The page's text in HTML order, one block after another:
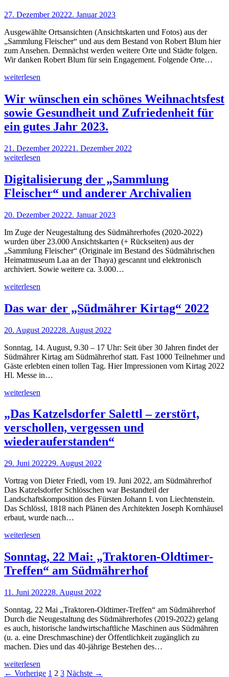
27. Dezember 20222. Januar 2023
Ausgewählte Ortsansichten (Ansichtskarten und Fotos) aus der
„Sammlung Fleischer“ und aus dem Bestand von Robert Blum hier
zum Ansehen. Demnächst werden weitere Orte und Städte folgen.
Wir danken Robert Blum für sein Engagement. Folgende Orte…
weiterlesen
Wir wünschen ein schönes Weihnachtsfest
sowie Gesundheit und Zufriedenheit für
ein gutes Jahr 2023.
21. Dezember 202221. Dezember 2022
weiterlesen
Digitalisierung der „Sammlung
Fleischer“ und anderer Archivalien
20. Dezember 20222. Januar 2023
Im Zuge der Neugestaltung des Südmährerhofes (2020-2022)
wurden über 23.000 Ansichtskarten (+ Rückseiten) aus der
„Sammlung Fleischer“ (Originale im Bestand des Südmährischen
Heimatmuseum Laa an der Thaya) gescannt und elektronisch
archiviert. Sowie weitere ca. 3.000…
weiterlesen
Das war der „Südmährer Kirtag“ 2022
20. August 202228. August 2022
Sonntag, 14. August, 9.30 – 17 Uhr: Seit über 30 Jahren findet der
Südmährer Kirtag am Südmährerhof statt. Fast 1000 Teilnehmer und
Gäste erlebten einen tollen Tag. Hier Impressionen vom Kirtag 2022
Hl. Messe in…
weiterlesen
„Das Katzelsdorfer Salettl – zerstört,
verschollen, vergessen und
wiederauferstanden“
29. Juni 202229. August 2022
Vortrag von Dieter Friedl, vom 19. Juni 2022, am Südmährerhof
Das Katzelsdorfer Schlösschen war Bestandteil der
Landschaftskomposition des Fürsten Johann I. von Liechtenstein.
Das Schlössl, 1818 nach Plänen des Architekten Joseph Kornhäusel
erbaut, wurde nach…
weiterlesen
Sonntag, 22 Mai: „Traktoren-Oldtimer-
Treffen“ am Südmährerhof
11. Juni 202228. August 2022
Sonntag, 22 Mai „Traktoren-Oldtimer-Treffen“ am Südmährerhof
Durch die Neugestaltung des Südmährerhofes (2019-2022) gelang
es auch, historische landwirtschaftliche Maschinen aus Südmähren
(u. a. eine Dreschmaschine) der Öffentlichkeit zugänglich zu
machen. Dies und das 40-jährige Bestehen des…
weiterlesen
← Vorherige 1 2 3 Nächste →